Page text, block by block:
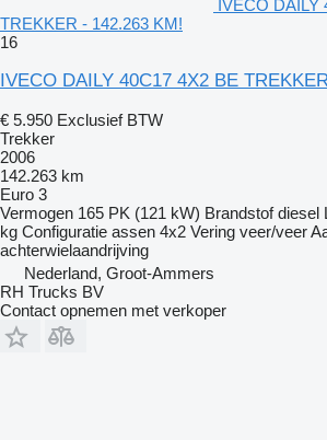
IVECO DAILY
TREKKER - 142.263 KM!
16
IVECO DAILY 40C17 4X2 BE
€ 5.950 Exclusief BTW
Trekker
2006
142.263 km
Euro 3
Vermogen 165 PK (121 kW) Brandstof diesel
kg Configuratie assen 4x2 Vering veer/veer
achterwielaandrijving
Nederland, Groot-Ammers
RH Trucks BV
Contact opnemen met verkoper